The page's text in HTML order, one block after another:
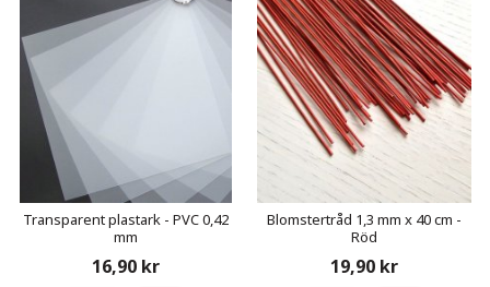
Transparent plastark - PVC 0,42
mm
16,90 kr
Blomstertråd 1,3 mm x 40 cm -
Röd
19,90 kr